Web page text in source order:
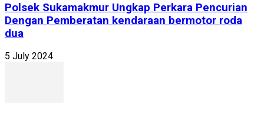
Polsek Sukamakmur Ungkap Perkara Pencurian
Dengan Pemberatan kendaraan bermotor roda
dua
5 July 2024